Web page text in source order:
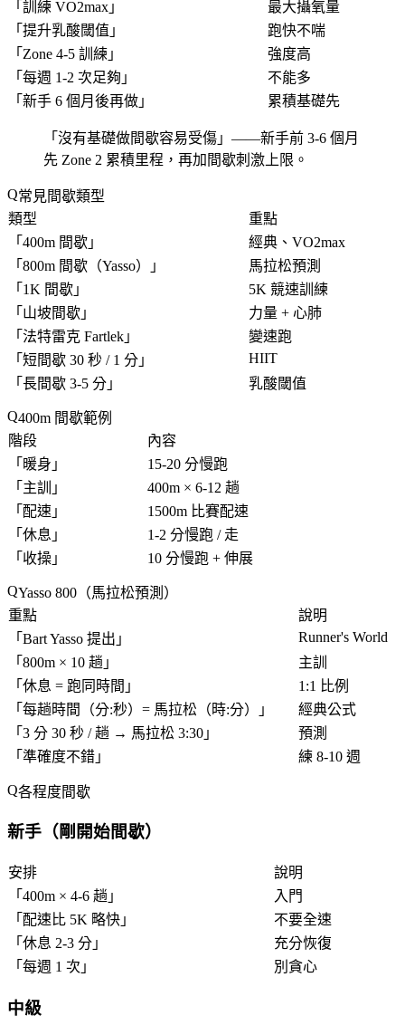
「 訓練 VO2max 」
最大攝氧量
「 提升乳酸閾值 」
跑快不喘
「 Zone 4-5 訓練 」
強度高
「 每週 1-2 次足夠 」
不能多
「 新手 6 個月後再做 」 累積基礎先
「 沒有基礎做間歇容易受傷 」——新手前 3-6 個月
先 Zone 2 累積里程，再加間歇刺激上限。
常見間歇類型
類型
重點
「 400m 間歇 」
經典、VO2max
「 800m 間歇（Yasso） 」
馬拉松預測
「 1K 間歇 」
5K 競速訓練
「 山坡間歇 」
力量 + 心肺
「 法特雷克 Fartlek 」
變速跑
「 短間歇 30 秒 / 1 分 」
HIIT
「 長間歇 3-5 分 」 乳酸閾值
400m 間歇範例
階段
內容
「 暖身 」
15-20 分慢跑
「 主訓 」
400m × 6-12 趟
「 配速 」
1500m 比賽配速
「 休息 」
1-2 分慢跑 / 走
「 收操 」 10 分慢跑 + 伸展
Yasso 800（馬拉松預測）
重點
說明
「 Bart Yasso 提出 」
Runner's World
「 800m × 10 趟 」
主訓
「 休息 = 跑同時間 」
1:1 比例
「 每趟時間（分:秒）= 馬拉松（時:分） 」
經典公式
「 3 分 30 秒 / 趟 → 馬拉松 3:30 」
預測
「 準確度不錯 」 練 8-10 週
各程度間歇
新手（剛開始間歇）
安排
說明
「 400m × 4-6 趟 」
入門
「 配速比 5K 略快 」
不要全速
「 休息 2-3 分 」
充分恢復
「 每週 1 次 」 別貪心
中級